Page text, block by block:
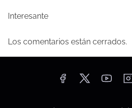
Interesante
Los comentarios están cerrados.